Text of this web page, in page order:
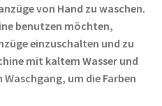
von Hand zu waschen.
benutzen möchten,
einzuschalten und zu
mit kaltem Wasser und
um die Farben